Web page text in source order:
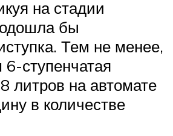
на стадии
бы
Тем не менее,
ступенчатая
литров на автомате
в количестве